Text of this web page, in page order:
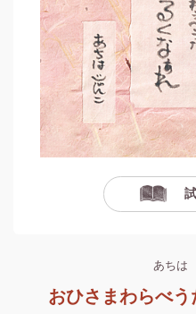
あちは
おひさまわらべ